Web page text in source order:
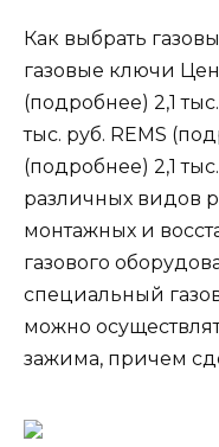
Как выбрать
газовые ключи
(подробнее) 2,1
тыс. руб. REMS
(подробнее) 2,1
различных видов
монтажных и
газового
специальный
можно
зажима, причем